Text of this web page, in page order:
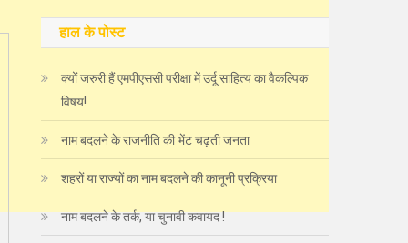
हाल के पोस्ट
क्यों जरुरी हैं एमपीएससी परीक्षा में उर्दू साहित्य का वैकल्पिक
विषय!
नाम बदलने के राजनीति की भेंट चढ़ती जनता
शहरों या राज्यों का नाम बदलने की कानूनी प्रक्रिया
नाम बदलने के तर्क, या चुनावी कवायद !